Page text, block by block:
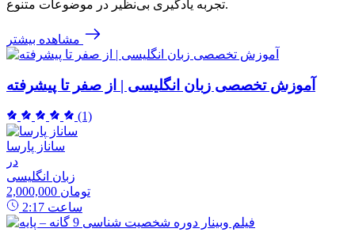
تجربه یادگیری بی‌نظیر در موضوعات متنوع.
مشاهده بیشتر
آموزش تخصصی زبان انگلیسی | از صفر تا پیشرفته
(1)
ساناز پارسا
در
زبان انگلیسی
2,000,000 تومان
2:17 ساعت